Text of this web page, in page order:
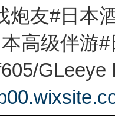
炮友#日本
高级伴游
GLeeye